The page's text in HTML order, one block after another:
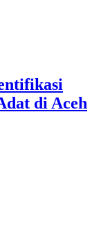
di Aceh